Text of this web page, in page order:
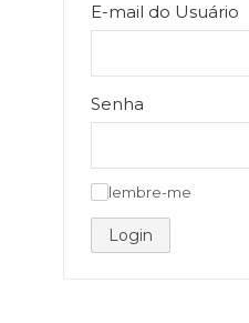
E-mail do Usuário
Senha
lembre-me
Login